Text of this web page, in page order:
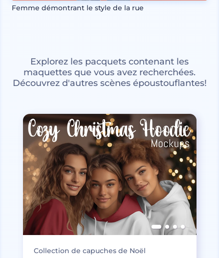
Femme démontrant le style de la rue
Explorez les pacquets contenant les
maquettes que vous avez recherchées.
Découvrez d'autres scènes époustouflantes!
Collection de capuches de Noël